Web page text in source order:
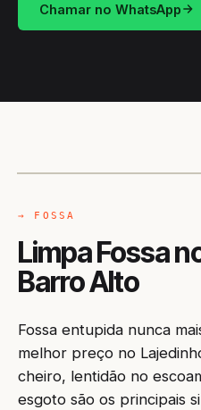
Chamar no WhatsApp
→ FOSSA
Limpa Fossa
Barro Alto
Fossa entupida nunca
melhor preço no
cheiro, lentidão no
esgoto são os principais